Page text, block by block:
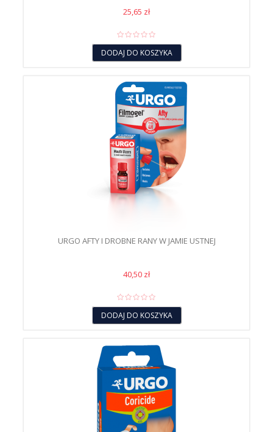
25,65 zł
DODAJ DO KOSZYKA
URGO AFTY I DROBNE RANY W JAMIE USTNEJ
40,50 zł
DODAJ DO KOSZYKA